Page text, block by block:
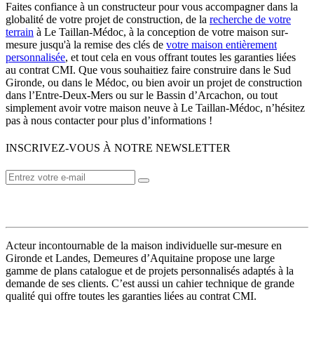
Faites confiance à un constructeur pour vous accompagner dans la
globalité de votre projet de construction, de la recherche de votre
terrain à Le Taillan-Médoc, à la conception de votre maison sur-
mesure jusqu'à la remise des clés de votre maison entièrement
personnalisée, et tout cela en vous offrant toutes les garanties liées
au contrat CMI. Que vous souhaitiez faire construire dans le Sud
Gironde, ou dans le Médoc, ou bien avoir un projet de construction
dans l’Entre-Deux-Mers ou sur le Bassin d’Arcachon, ou tout
simplement avoir votre maison neuve à Le Taillan-Médoc, n’hésitez
pas à nous contacter pour plus d’informations !
INSCRIVEZ-VOUS À NOTRE NEWSLETTER
Acteur incontournable de la maison individuelle sur-mesure en
Gironde et Landes, Demeures d’Aquitaine propose une large
gamme de plans catalogue et de projets personnalisés adaptés à la
demande de ses clients. C’est aussi un cahier technique de grande
qualité qui offre toutes les garanties liées au contrat CMI.